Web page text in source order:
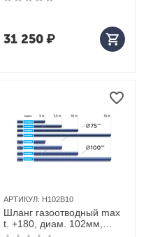
31 250₽
АРТИКУЛ: H102B10
Шланг газоотводный max
t. +180, диам. 102мм,